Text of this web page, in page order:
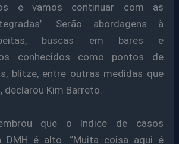
e vamos continuar com as
Serão abordagens à
buscas em bares e
conhecidos como pontos de
blitze, entre outras medidas que
declarou Kim Barreto.
que o índice de casos
DMH é alto. “Muita coisa aqui é